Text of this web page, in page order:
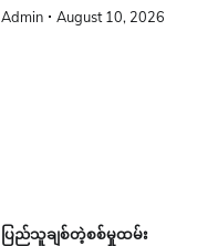
Admin August 10, 2026
ပြည်သူချစ်တဲ့စစ်မှုထမ်း